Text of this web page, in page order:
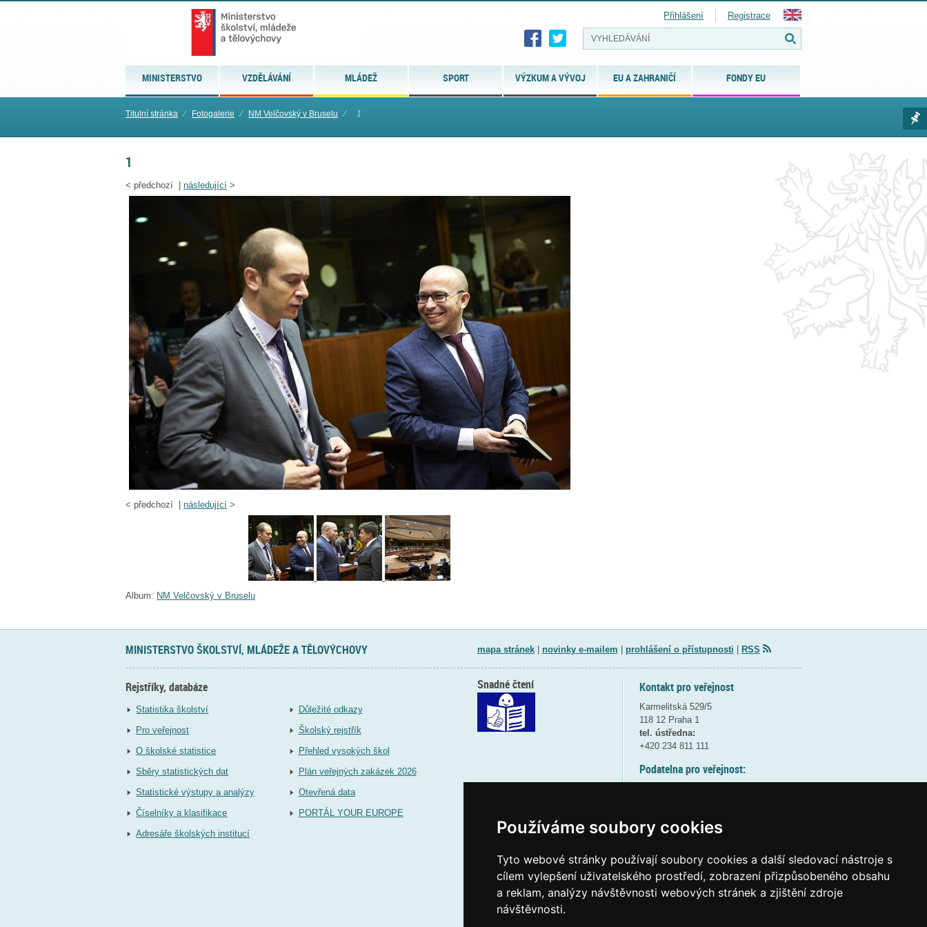
Používáme soubory cookies
Tyto webové stránky používají soubory cookies a další sledovací nástroje s
cílem vylepšení uživatelského prostředí, zobrazení přizpůsobeného obsahu
a reklam, analýzy návštěvnosti webových stránek a zjištění zdroje
návštěvnosti.
MINISTERSTVO VZDĚLÁVÁNÍ MLÁDEŽ SPORT VÝZKUM A VÝVOJ EU A ZAHRANIČÍ FONDY EU
Přihlášení Registrace
Titulní stránka ⁄ Fotogalerie ⁄ NM Velčovský v Bruselu ⁄ 1
1
< předchozí | následující >
< předchozí | následující >
Album: NM Velčovský v Bruselu
MINISTERSTVO ŠKOLSTVÍ, MLÁDEŽE A TĚLOVÝCHOVY mapa stránek| novinky e-mailem prohlášení o přístupnosti RSS
Rejstříky, databáze
Statistika školství
Pro veřejnost
O školské statistice
Sběry statistických dat
Statistické výstupy a analýzy
Číselníky a klasifikace
Adresáře školských institucí
Důležité odkazy
Školský rejstřík
Přehled vysokých škol
Plán veřejných zakázek 2026
Otevřená data
PORTÁL YOUR EUROPE
Kontakt pro veřejnost
Karmelitská 529/5
118 12 Praha 1
tel. ústředna:
+420 234 811 111
Podatelna pro veřejnost:
(více informací
Elektronická podatelna:
posta@msmtgov cz
Snadné čtení